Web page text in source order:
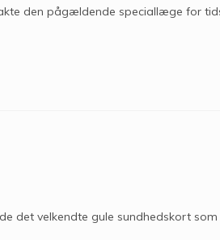
den pågældende speciallæge for
det velkendte gule sundhedskort